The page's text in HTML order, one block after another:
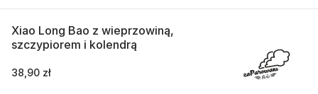
Xiao Long Bao z wieprzowiną,
szczypiorem i kolendrą
38,90 zł